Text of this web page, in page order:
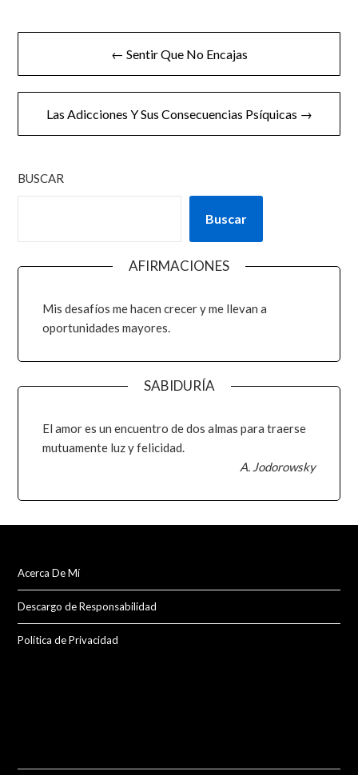
← Sentir Que No Encajas
Las Adicciones Y Sus Consecuencias Psíquicas →
BUSCAR
Buscar
AFIRMACIONES
Mis desafíos me hacen crecer y me llevan a
oportunidades mayores.
SABIDURÍA
El amor es un encuentro de dos almas para traerse
mutuamente luz y felicidad.
A. Jodorowsky
Acerca De Mí
Descargo de Responsabilidad
Política de Privacidad